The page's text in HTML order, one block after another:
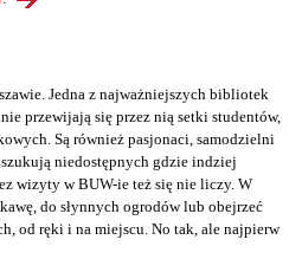
Jedna z najważniejszych bibliotek
przewijają się przez nią setki studentów,
Są również pasjonaci, samodzielni
niedostępnych gdzie indziej
wizyty w BUW-ie też się nie liczy. W
do słynnych ogrodów lub obejrzeć
od ręki i na miejscu. No tak, ale najpierw